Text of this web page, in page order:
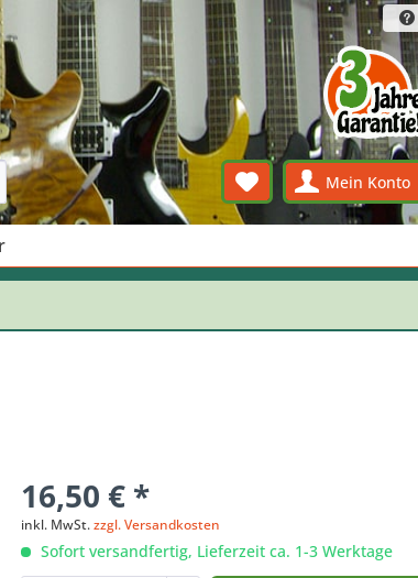
Mein Konto
16,50 € *
inkl. MwSt.zzgl. Versandkosten
Sofort versandfertig, Lieferzeit ca. 1-3 Werktage